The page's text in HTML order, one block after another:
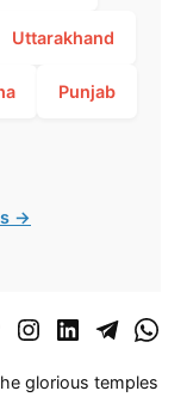
Uttarakhand
Punjab
→
Instagram
LinkedInTelegram
glorious temples